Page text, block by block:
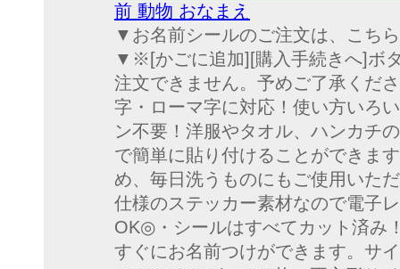
前 動物 おなまえ
▼お名前シールのご注文は、こち
▼※[かごに追加][購入手続きへ]ボ
注文できません。予めご了承くだ
字・ローマ字に対応！使い方いろ
ン不要！洋服やタオル、ハンカチ
で簡単に貼り付けることができま
め、毎日洗うものにもご使用いた
仕様のステッカー素材なので電子
OK◎・シールはすべてカット済み
すぐにお名前つけができます。サ